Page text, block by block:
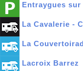
Entraygues
La Cavalerie -
La
Lacroix Barrez